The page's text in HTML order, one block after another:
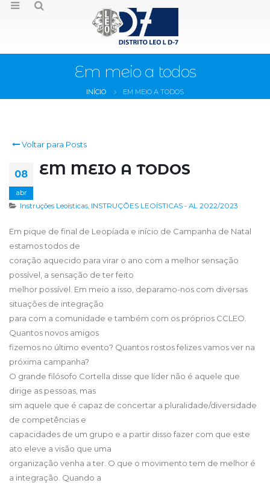
Em meio a todos
INÍCIO EM MEIO A TODOS
Voltar para Posts
08
abr
EM MEIO A TODOS
Instruções Leoísticas, INSTRUÇÕES LEOÍSTICAS - AL 2022/2023
Em pique de final de Leopíada e início de Campanha de Natal
estamos todos de
coração aquecido para virar o ano com a melhor sensação
possível, a sensação de ter feito
melhor possível. Em meio a isso, deparamo-nos com diversas
situações de integração
para com a comunidade e também com os próprios CCLEO.
Quantos novos amigos
fizemos no último evento? Quantos rostos felizes vamos ver na
próxima campanha?
O grande filósofo Cortella disse que líder não é aquele que
dirige as pessoas, mas
sim aquele que é capaz de concertar a pluralidade/diversidade
de competências e
capacidades de um grupo e a partir disso fazer com que este
ato eleve a visão que uma
organização venha a ter. O que o movimento tem de melhor é
a integração. Quando a